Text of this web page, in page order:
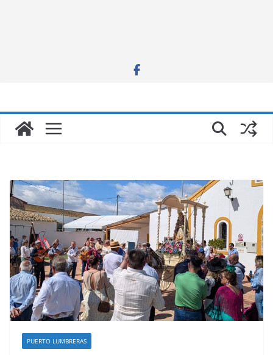
PUERTO LUMBRERAS